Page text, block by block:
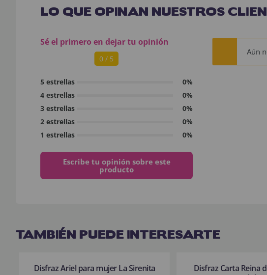
LO QUE OPINAN NUESTROS
Sé el primero en dejar tu opinión
0 / 5
5 estrellas
0%
4 estrellas
0%
3 estrellas
0%
2 estrellas
0%
1 estrellas
0%
Escribe tu opinión sobre este
producto
Aún
TAMBIÉN PUEDE INTERESARTE
Disfraz Ariel para mujer La Sirenita
Disfraz Carta Reina